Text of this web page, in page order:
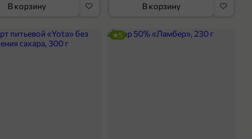
В корзину В корзину
5